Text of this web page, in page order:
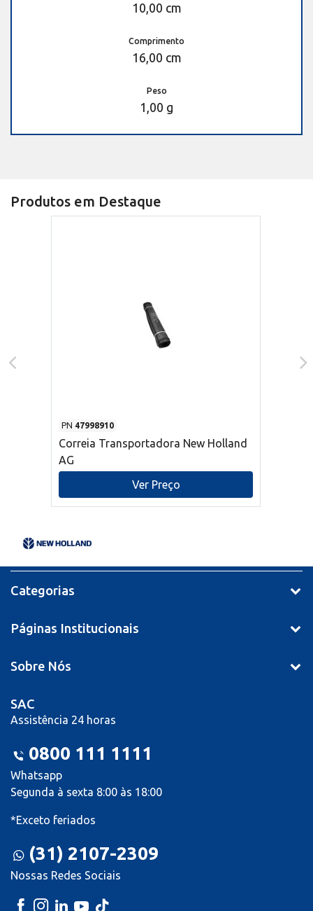
10,00 cm
Comprimento
16,00 cm
Peso
1,00 g
Produtos em Destaque
PN 47998910
Correia Transportadora New Holland
AG
Ver Preço
Categorias
Páginas Institucionais
Sobre Nós
SAC
Assistência 24 horas
0800 111 1111
Whatsapp
Segunda à sexta 8:00 às 18:00
*Exceto feriados
(31) 2107-2309
Nossas Redes Sociais